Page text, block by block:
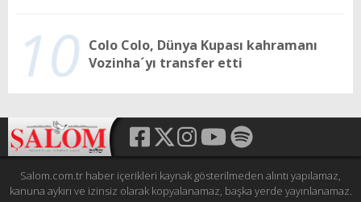
10 Colo Colo, Dünya Kupası kahramanı
Vozinha´yı transfer etti
Salom.com.tr haber içerikleri kaynak gösterilmeden alıntı yapılamaz,
kanuna aykırı ve izinsiz olarak kopyalanamaz, başka yerde yayınlanamaz.